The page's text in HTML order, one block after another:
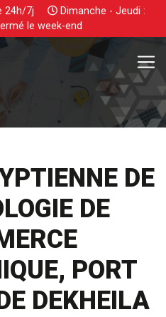
24h/7j
Dimanche - Jeudi :
le week-end
DE
DE
PORT
DEKHEILA